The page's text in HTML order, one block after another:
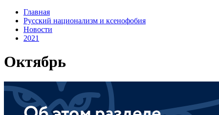
Главная
Русский национализм и ксенофобия
Новости
2021
Октябрь